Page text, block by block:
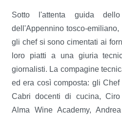
Sotto l'attenta guida
dell'Appennino tosco-
gli chef si sono cimentati ai
loro piatti a una giuria
giornalisti. La compagine
ed era così composta: gli
Cabri docenti di cucina, Ciro
Alma Wine Academy,